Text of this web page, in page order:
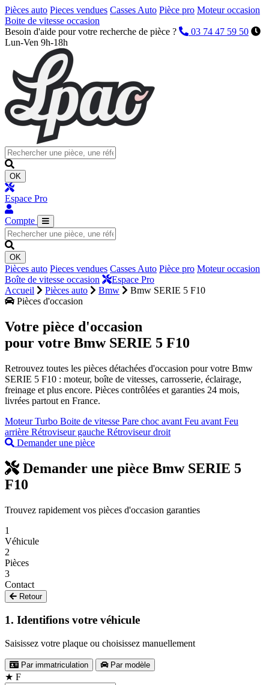
Pièces auto Pieces vendues Casses Auto Pièce pro Moteur occasion
Boite de vitesse occasion
Besoin d'aide pour votre recherche de pièce ?
03 74 47 59 50
Lun-Ven 9h-18h
OK
Espace Pro
Compte
OK
Pièces auto Pieces vendues Casses Auto Pièce pro Moteur occasion
Boîte de vitesse occasion
Espace Pro
Accueil
Pièces auto Bmw
Bmw SERIE 5 F10
Pièces d'occasion
Votre pièce d'occasion
pour votre Bmw SERIE 5 F10
Retrouvez toutes les pièces détachées d'occasion pour votre Bmw
SERIE 5 F10 : moteur, boîte de vitesses, carrosserie, éclairage,
freinage et plus encore. Pièces contrôlées et garanties 24 mois,
livrées partout en France.
MoteurTurbo Boite de vitesse Pare choc avant Feu avant Feu
arrière Rétroviseur gauche Rétroviseur droit
Demander une pièce
Demander une pièce Bmw SERIE 5
F10
Trouvez rapidement vos pièces d'occasion garanties
1
Véhicule
2
Pièces
3
Contact
Retour
1. Identifions votre véhicule
Saisissez votre plaque ou choisissez manuellement
Par immatriculation Par modèle
★ F